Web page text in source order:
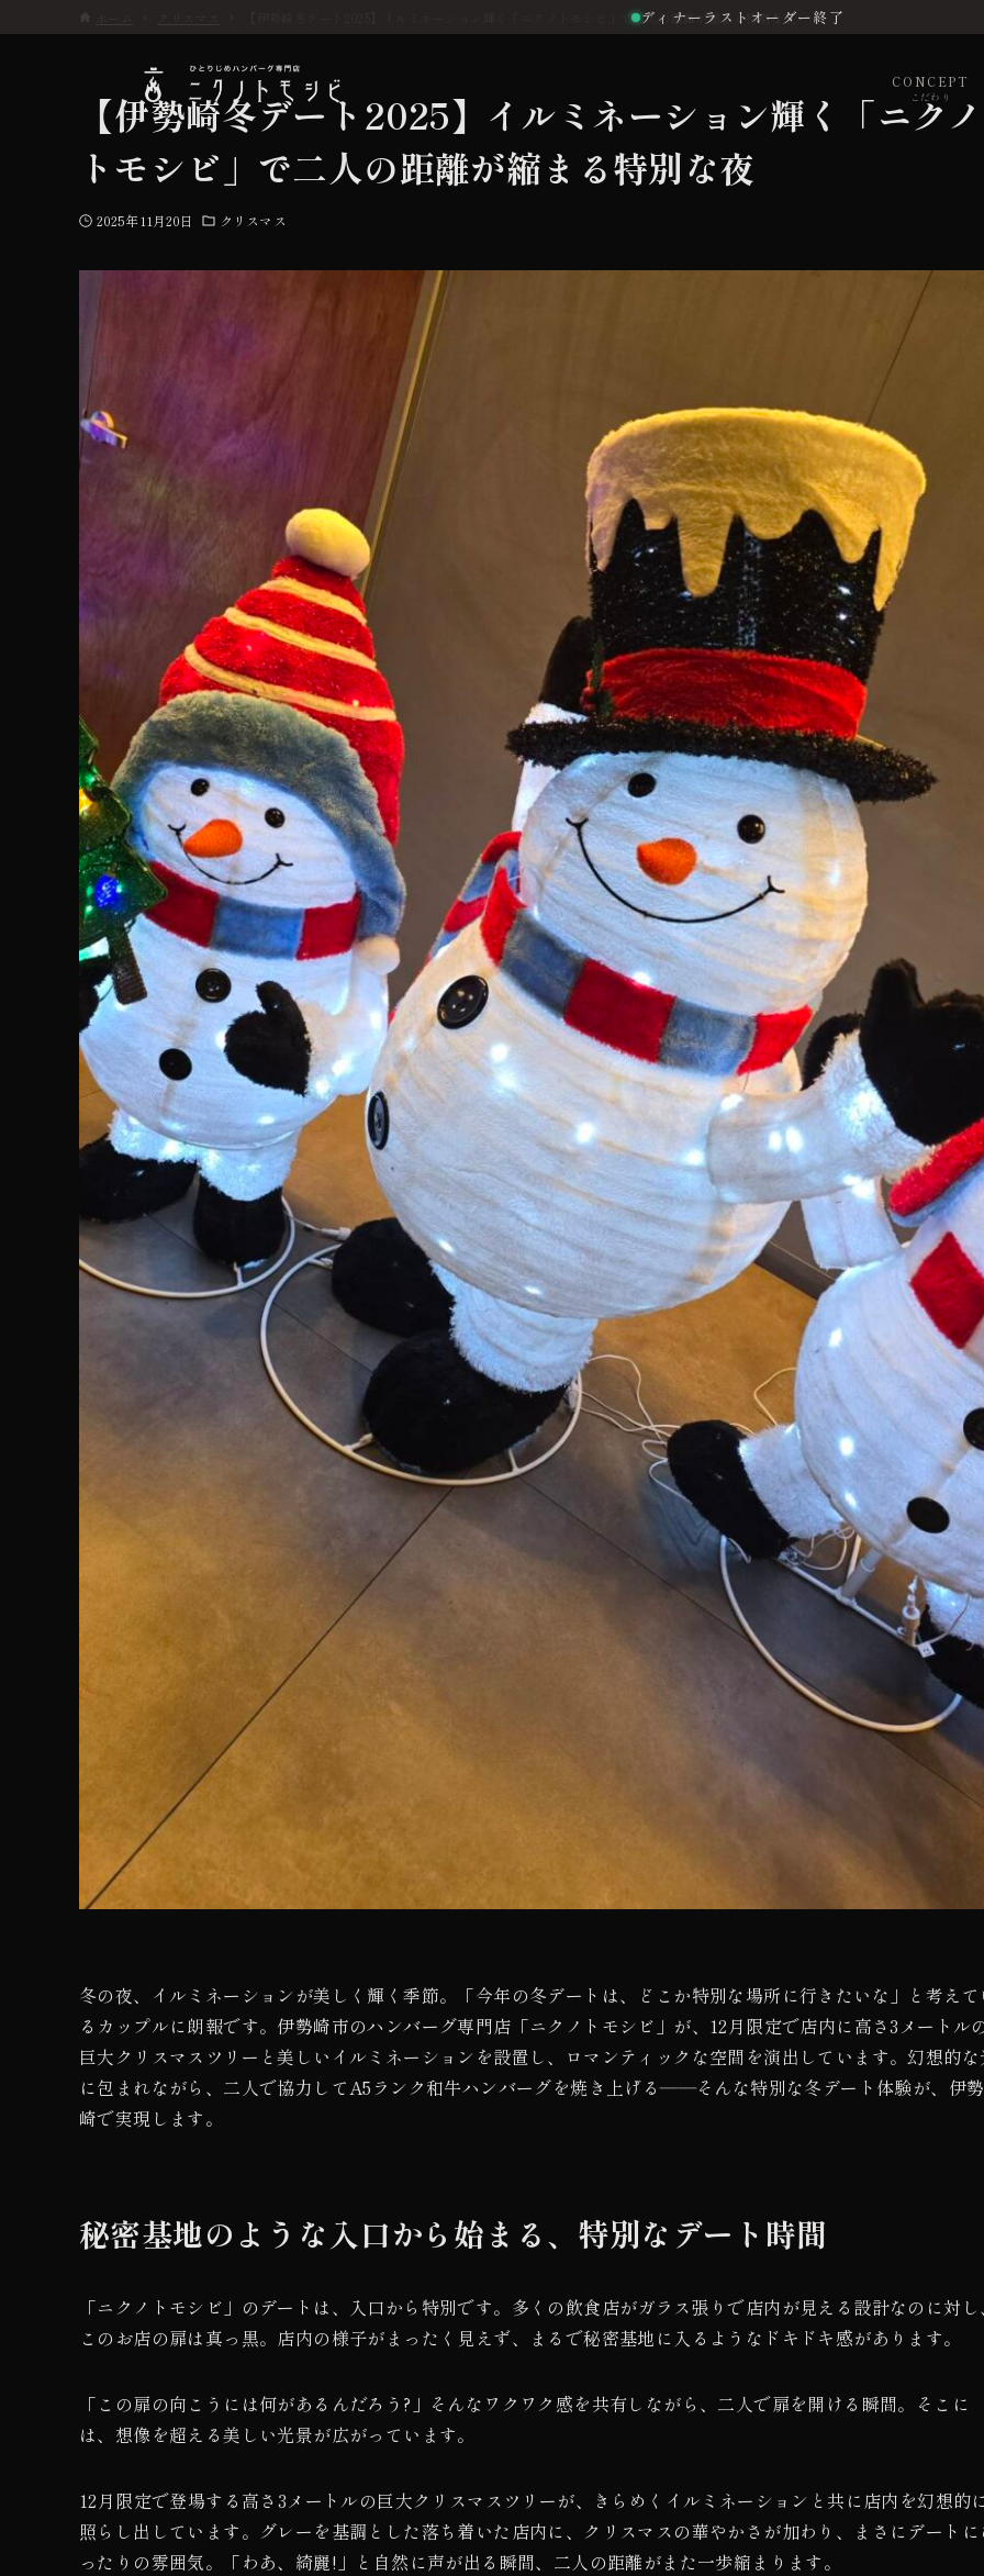
ディナーラストオーダー終了
CONCEPT
こだわり
こだわり
お品書き
店舗情報
【伊勢崎冬デート2025】イルミネーション輝く「ニクノトモシビ」で二人の距離が縮まる特別な夜
【伊勢崎冬デート2025】イルミネーション輝く「ニクノ
トモシビ」で二人の距離が縮まる特別な夜
2025年11月20日 クリスマス
冬の夜、イルミネーションが美しく輝く季節。「今年の冬デートは、どこか特別な場所に行きたいな」と考えて
るカップルに朗報です。伊勢崎市のハンバーグ専門店「ニクノトモシビ」が、12月限定で店内に高さ3メートル
巨大クリスマスツリーと美しいイルミネーションを設置し、ロマンティックな空間を演出しています。幻想的な
に包まれながら、二人で協力してA5ランク和牛ハンバーグを焼き上げる――そんな特別な冬デート体験が、伊勢
崎で実現します。
秘密基地のような入口から始まる、特別なデート時間
「ニクノトモシビ」のデートは、入口から特別です。多くの飲食店がガラス張りで店内が見える設計なのに対し、
このお店の扉は真っ黒。店内の様子がまったく見えず、まるで秘密基地に入るようなドキドキ感があります。
「この扉の向こうには何があるんだろう?」そんなワクワク感を共有しながら、二人で扉を開ける瞬間。そこに
は、想像を超える美しい光景が広がっています。
12月限定で登場する高さ3メートルの巨大クリスマスツリーが、きらめくイルミネーションと共に店内を幻想的
照らし出しています。グレーを基調とした落ち着いた店内に、クリスマスの華やかさが加わり、まさにデートに
ったりの雰囲気。「わあ、綺麗!」と自然に声が出る瞬間、二人の距離がまた一歩縮まります。